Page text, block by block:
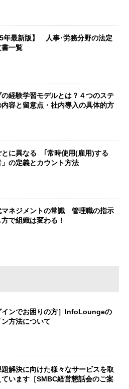
年最新版】 人事･労務分野の法定
一覧
の経験学習モデルとは？４つのステ
内容と留意点・社内導入の具体的方
とに異なる ｢常時使用(雇用)する
の定義とカウント方法
マネジメントの常識 管理職の指示
で組織は変わる！
インでお困りの方］InfoLoungeの
ン方法について
解決に向けた様々なサービスを取
ています［SMBC経営懇話会のご案